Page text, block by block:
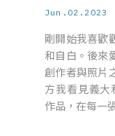
Jun.02.2023
剛開始我喜歡
和自白。後來
創作者與照片
方我看見義大
作品，在每一